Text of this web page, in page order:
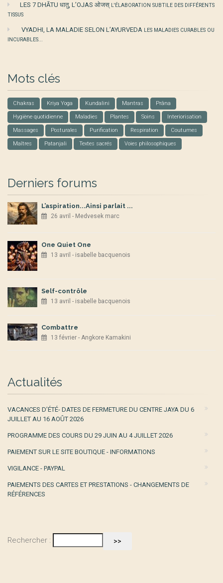
LES 7 DHĀTU धातु, L’OJAS ओजस् L'ÉLABORATION SUBTILE DES DIFFÉRENTS
TISSUS
VYADHI, LA MALADIE SELON L’AYURVEDA LES MALADIES CURABLES OU
INCURABLES...
Mots clés
Chakras Kriya Yoga Kundalini Mantras Prâna
Hygiène quotidienne Maladies Plantes Soins Interiorisation
Massages Posturales Purification Respiration Coutumes
Maîtres Patanjali Textes sacrés Voies philosophiques
Derniers forums
L’aspiration...Ainsi parlait ...
26 avril - Medvesek marc
One Quiet One
13 avril - isabelle bacquenois
Self-contrôle
13 avril - isabelle bacquenois
Combattre
13 février - Angkore Kamakini
Actualités
VACANCES D’ÉTÉ- DATES DE FERMETURE DU CENTRE JAYA DU 6
JUILLET AU 16 AOÛT 2026
PROGRAMME DES COURS DU 29 JUIN AU 4 JUILLET 2026
PAIEMENT SUR LE SITE BOUTIQUE - INFORMATIONS
VIGILANCE - PAYPAL
PAIEMENTS DES CARTES ET PRESTATIONS - CHANGEMENTS DE
RÉFÉRENCES
Rechercher :